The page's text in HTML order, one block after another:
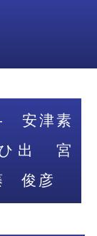
安津素
ひ出 宮
俊彦